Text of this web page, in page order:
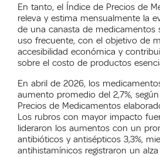
En tanto, el Índice de Precios de
releva y estima mensualmente la
de una canasta de medicamentos
uso frecuente, con el objetivo de
accesibilidad económica y
sobre el costo de productos
En abril de 2026, los
aumento promedio del 2,7%,
Precios de Medicamentos
Los rubros con mayor impacto
lideraron los aumentos con un
antibióticos y antisépticos 3,3%,
antihistamínicos registraron un alza